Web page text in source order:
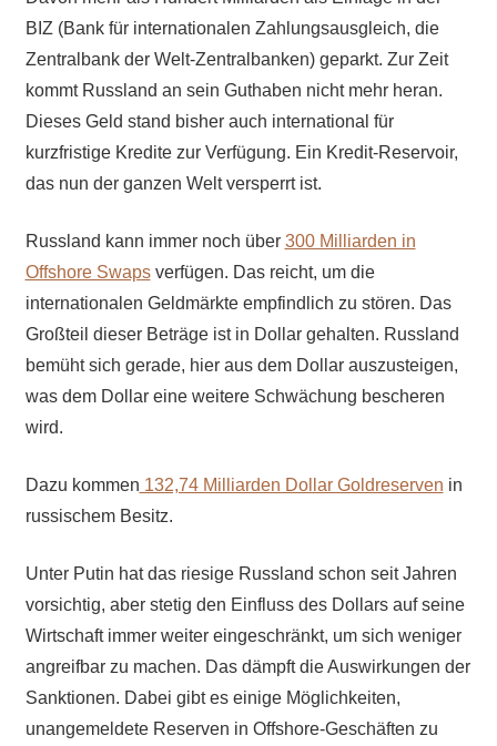
BIZ (Bank für internationalen Zahlungsausgleich, die
Zentralbank der Welt-Zentralbanken) geparkt. Zur Zeit
kommt Russland an sein Guthaben nicht mehr heran.
Dieses Geld stand bisher auch international für
kurzfristige Kredite zur Verfügung. Ein Kredit-Reservoir,
das nun der ganzen Welt versperrt ist.
Russland kann immer noch über 300 Milliarden in
Offshore Swapsverfügen. Das reicht, um die
internationalen Geldmärkte empfindlich zu stören. Das
Großteil dieser Beträge ist in Dollar gehalten. Russland
bemüht sich gerade, hier aus dem Dollar auszusteigen,
was dem Dollar eine weitere Schwächung bescheren
wird.
Dazu kommen 132,74 Milliarden Dollar Goldreserven in
russischem Besitz.
Unter Putin hat das riesige Russland schon seit Jahren
vorsichtig, aber stetig den Einfluss des Dollars auf seine
Wirtschaft immer weiter eingeschränkt, um sich weniger
angreifbar zu machen. Das dämpft die Auswirkungen der
Sanktionen. Dabei gibt es einige Möglichkeiten,
unangemeldete Reserven in Offshore-Geschäften zu